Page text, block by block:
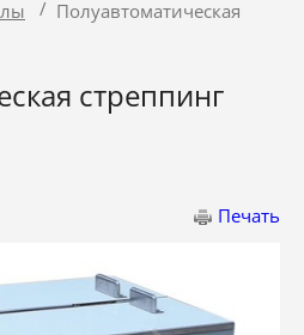
/ Полуавтоматическая
стреппинг
Печать